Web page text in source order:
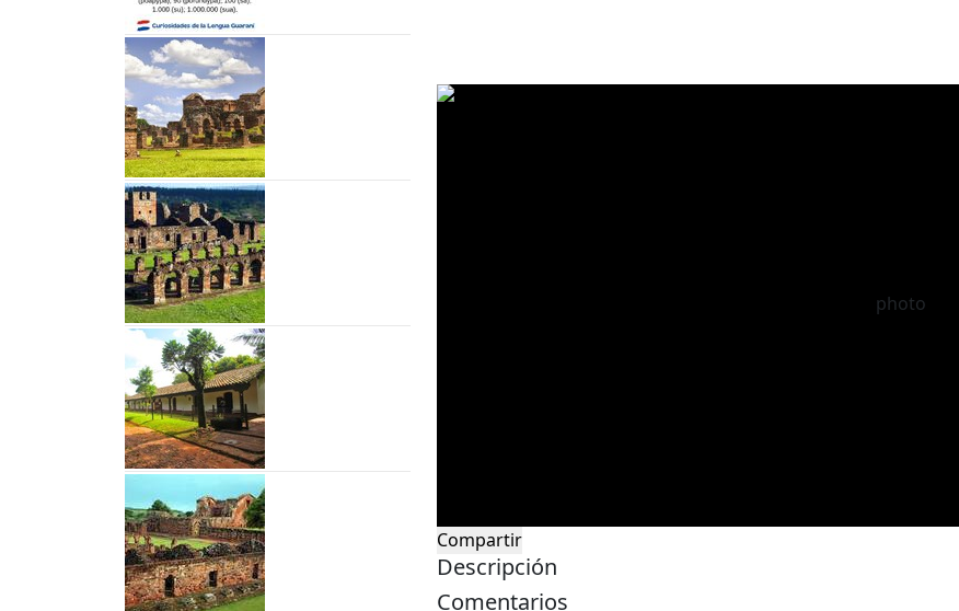
Compartir
Descripción
Comentarios